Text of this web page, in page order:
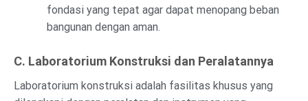
fondasi yang tepat agar dapat menopang beban
bangunan dengan aman.
C. Laboratorium Konstruksi dan Peralatannya
Laboratorium konstruksi adalah fasilitas khusus yang